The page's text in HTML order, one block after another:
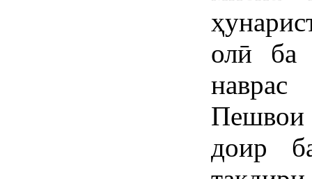
олӣ ба
Пешвои
доир